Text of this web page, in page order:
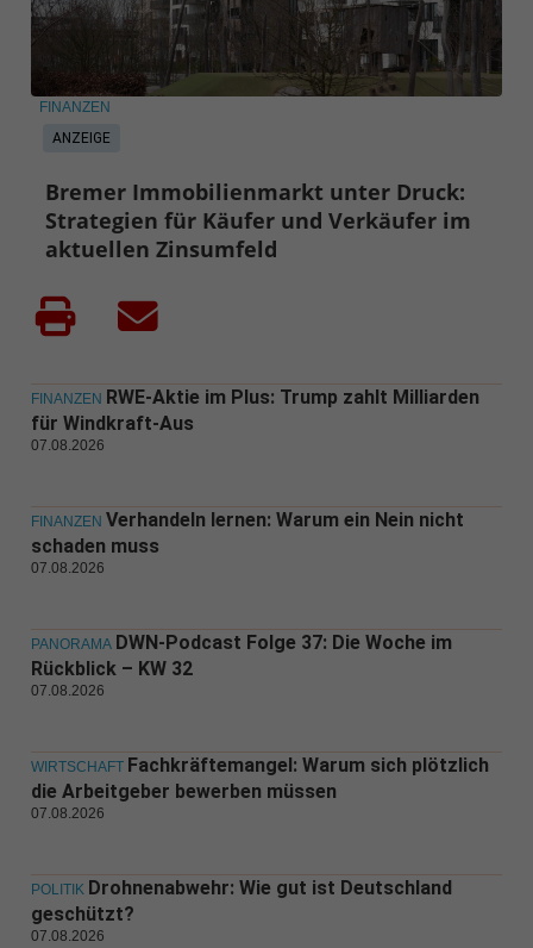
ANZEIGE
FINANZEN
Bremer Immobilienmarkt unter Druck:
Strategien für Käufer und Verkäufer im
aktuellen Zinsumfeld
FINANZEN RWE-Aktie im Plus: Trump zahlt Milliarden
für Windkraft-Aus
07.08.2026
FINANZEN Verhandeln lernen: Warum ein Nein nicht
schaden muss
07.08.2026
PANORAMA DWN-Podcast Folge 37: Die Woche im
Rückblick – KW 32
07.08.2026
WIRTSCHAFT Fachkräftemangel: Warum sich plötzlich
die Arbeitgeber bewerben müssen
07.08.2026
POLITIK Drohnenabwehr: Wie gut ist Deutschland
geschützt?
07.08.2026